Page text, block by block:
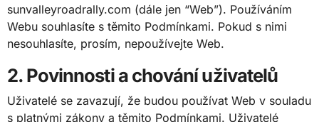
sunvalleyroadrally.com (dále jen “Web”). Používáním
Webu souhlasíte s těmito Podmínkami. Pokud s nimi
nesouhlasíte, prosím, nepoužívejte Web.
2. Povinnosti a chování uživatelů
Uživatelé se zavazují, že budou používat Web v souladu
s platnými zákony a těmito Podmínkami. Uživatelé